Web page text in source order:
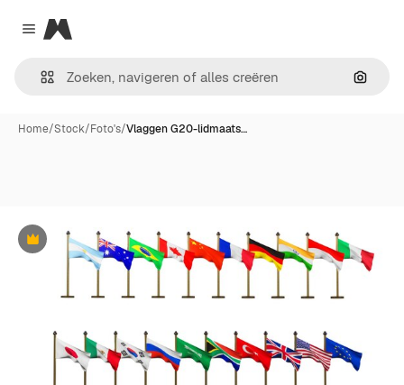
Close menu
Magnific
Home/Stock/Foto's/Vlaggen G20-lidmaats…
Premium